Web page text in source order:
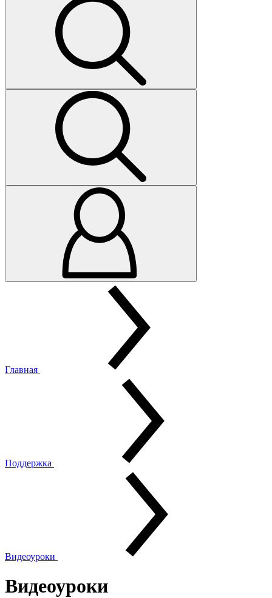
Главная
Поддержка
Видеоуроки
Видеоуроки